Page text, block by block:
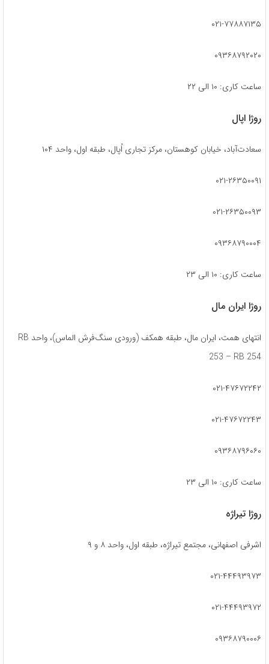
۰۲۱-۷۷۸۸۷۱۳۵
۰۹۳۶۸۷۹۲۰۲۰
ساعت کاری: ۱۰ الی ۲۲
روژا اپال
سعادت‌آباد، خیابان کوهستان، مرکز تجاری اُپال، طبقه اول، واحد ۱۰۴
۰۲۱-۲۶۳۵۰۰۹۱
۰۲۱-۲۶۳۵۰۰۹۳
۰۹۳۶۸۷۹۰۰۰۴
ساعت کاری: ۱۰ الی ۲۳
روژا ایران مال
انتهای همت، ایران مال، طبقه همکف (ورودی سنگ‌فرش الماس)، واحد RB
253 – RB 254
۰۲۱-۴۷۶۷۲۲۴۲
۰۲۱-۴۷۶۷۲۲۴۳
۰۹۳۶۸۷۹۶۰۶۰
ساعت کاری: ۱۰ الی ۲۳
روژا تیراژه
اشرفی اصفهانی، مجتمع تیراژه، طبقه اول، واحد ۸ و ۹
۰۲۱-۴۴۴۹۳۹۷۳
۰۲۱-۴۴۴۹۳۹۷۲
۰۹۳۶۸۷۹۰۰۰۶